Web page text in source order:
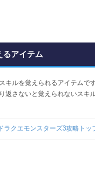
るアイテム
キルを覚えられるアイテムで
返さないと覚えられないスキ
ドラクエモンスターズ3攻略トッ